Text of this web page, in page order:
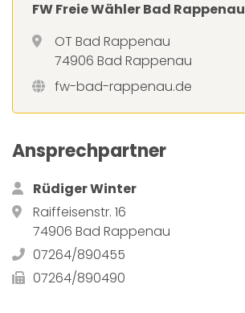
FW Freie Wähler Bad Rappenau
OT Bad Rappenau
74906 Bad Rappenau
fw-bad-rappenau.de
Ansprechpartner
Rüdiger Winter
Raiffeisenstr. 16
74906 Bad Rappenau
07264/890455
07264/890490